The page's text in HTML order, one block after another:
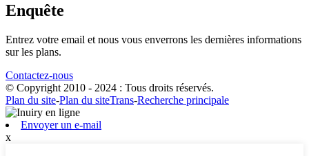
Enquête
Entrez votre email et nous vous enverrons les dernières informations
sur les plans.
Contactez-nous
© Copyright 2010 - 2024 : Tous droits réservés.
Plan du site-Plan du siteTrans-Recherche principale
Envoyer un e-mail
x